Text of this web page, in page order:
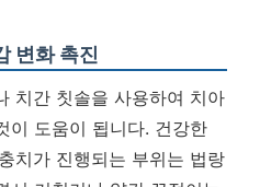
변화 촉진
치간 칫솔을 사용하여 치아
이 도움이 됩니다. 건강한
치가 진행되는 부위는 법랑